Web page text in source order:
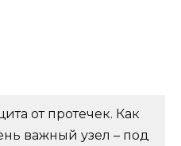
от протечек. Как
важный узел – под